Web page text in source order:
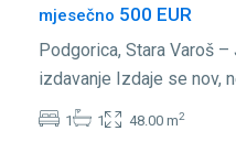
mjesečno 500 EUR
Podgorica, Stara Varoš
izdavanje Izdaje se nov,
1 1 48.00 m2